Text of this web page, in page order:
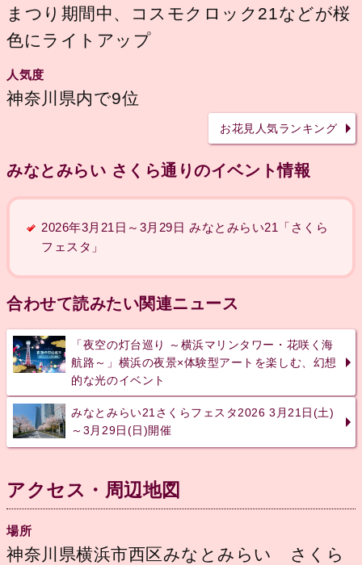
まつり期間中、コスモクロック21などが桜
色にライトアップ
人気度
神奈川県内で9位
お花見人気ランキング
みなとみらい さくら通りのイベント情報
2026年3月21日～3月29日 みなとみらい21「さくら
フェスタ」
合わせて読みたい関連ニュース
「夜空の灯台巡り ～横浜マリンタワー・花咲く海
航路～」横浜の夜景×体験型アートを楽しむ、幻想
的な光のイベント
みなとみらい21さくらフェスタ2026 3月21日(土)
～3月29日(日)開催
アクセス・周辺地図
場所
神奈川県横浜市西区みなとみらい さくら